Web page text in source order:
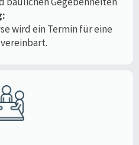
wird ein Termin für eine